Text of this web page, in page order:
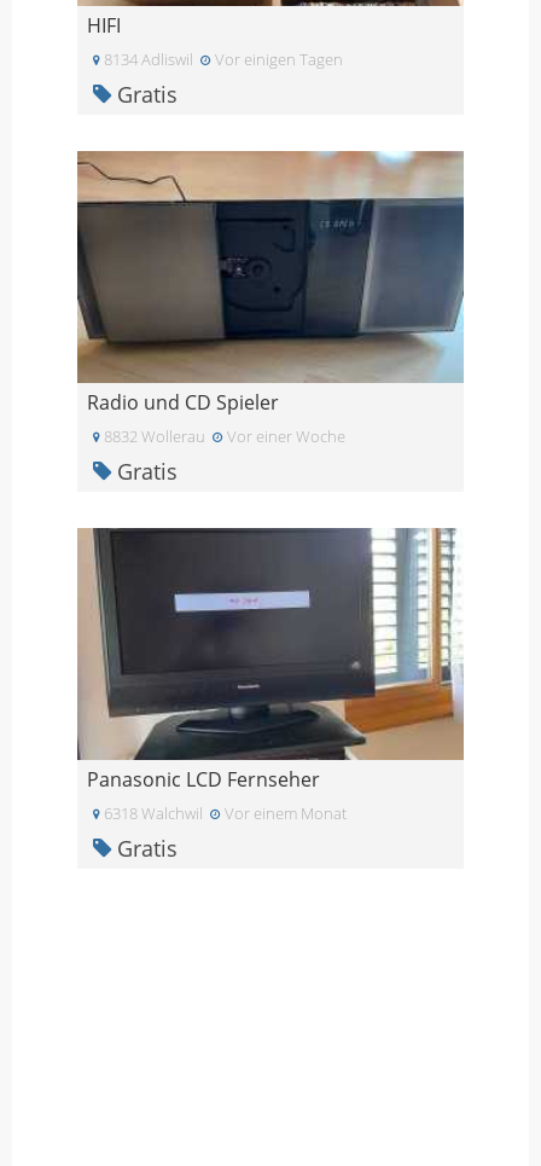
HIFI
8134 Adliswil Vor einigen Tagen
Gratis
Radio und CD Spieler
8832 Wollerau Vor einer Woche
Gratis
Panasonic LCD Fernseher
6318 Walchwil Vor einem Monat
Gratis